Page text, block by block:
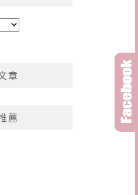
章
薦